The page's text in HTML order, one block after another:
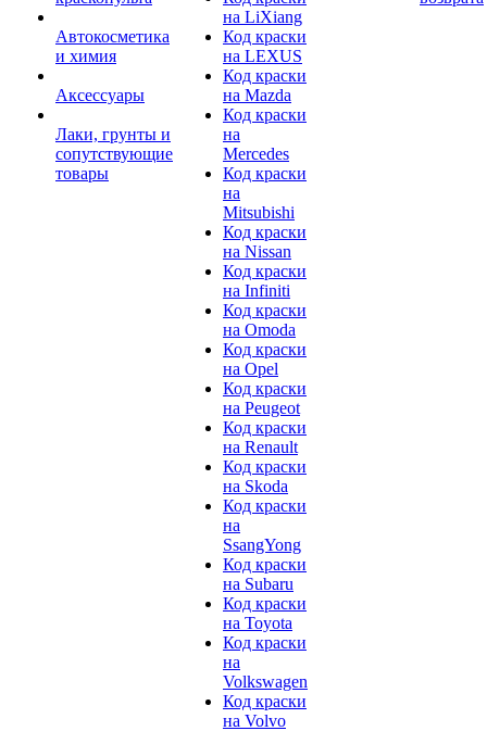
Автокосметика
и химия
Аксессуары
Лаки, грунты и
сопутствующие
товары
на LiXiang
Код краски
на LEXUS
Код краски
на Mazda
Код краски
на
Mercedes
Код краски
на
Mitsubishi
Код краски
на Nissan
Код краски
на Infiniti
Код краски
на Omoda
Код краски
на Opel
Код краски
на Peugeot
Код краски
на Renault
Код краски
на Skoda
Код краски
на
SsangYong
Код краски
на Subaru
Код краски
на Toyota
Код краски
на
Volkswagen
Код краски
на Volvo